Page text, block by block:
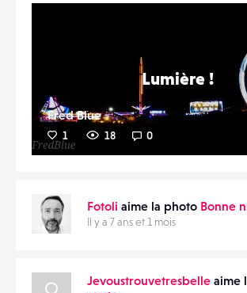
Lumière !
Fred Blue
1 18 0
Fotoli aime la photo Bonne
Il y a 7 ans et 1 mois
Jevoustrouvetresbelle aime